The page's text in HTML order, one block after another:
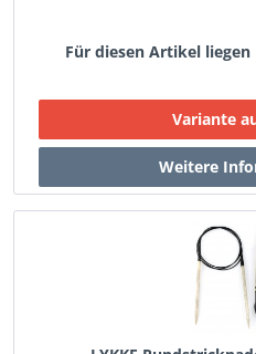
Für diesen Artikel